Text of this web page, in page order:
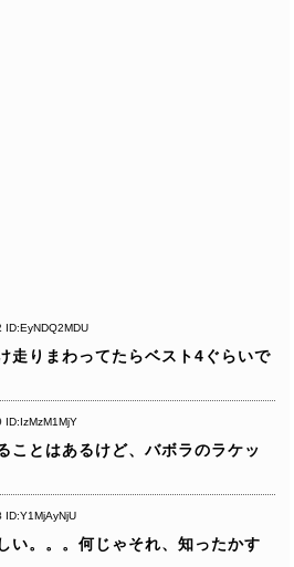
ID:EyNDQ2MDU
走りまわってたらベスト4ぐらいで
ID:IzMzM1MjY
ことはあるけど、バボラのラケッ
ID:Y1MjAyNjU
い。。。何じゃそれ、知ったかす